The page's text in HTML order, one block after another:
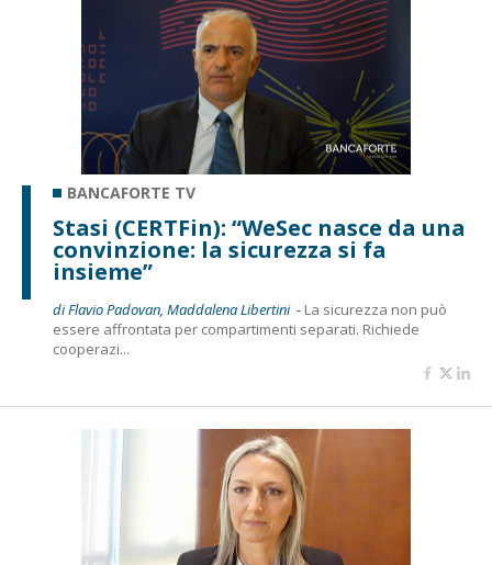
BANCAFORTE TV
Stasi (CERTFin): “WeSec nasce da una
convinzione: la sicurezza si fa
insieme”
di Flavio Padovan, Maddalena Libertini - La sicurezza non può
essere affrontata per compartimenti separati. Richiede
cooperazi...